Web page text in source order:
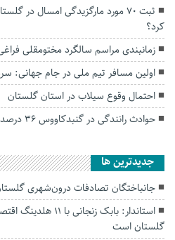
ثبت ۷۰ مورد مارگزیدگی امسال در
کرد؟
زمانبندی مراسم سالگرد مختومقلی فراغی
اولین مسافر تیم ملی در جام جهانی:
احتمال وقوع سیلاب در استان گلستان
حوادث رانندگی در گنبدکاووس ۳۶ درصد کاهش یافت
جديدترين ها
جانباختگان تصادفات درون‌شهری گلستان ۱۷ درصد کاهش
استاندار: بابک
گلستان است